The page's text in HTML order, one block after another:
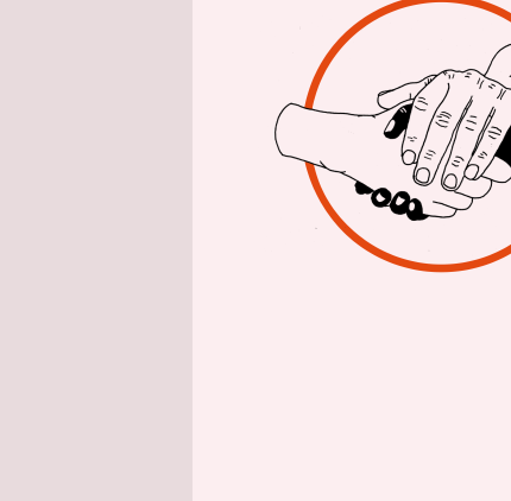
E s
steht
ihr
So